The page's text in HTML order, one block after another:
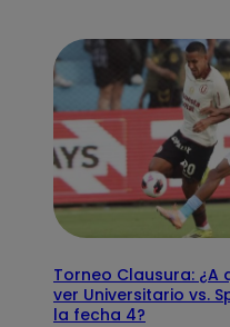
Torneo Clausura: ¿A
ver Universitario vs.
la fecha 4?